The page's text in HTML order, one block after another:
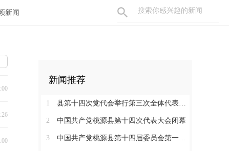
新闻
新闻推荐
1 县第十四次党代会举行第三次全体代表会议
2 中国共产党桃源县第十四次代表大会闭幕
3 中国共产党桃源县第十四届委员会第一次全体会议召开